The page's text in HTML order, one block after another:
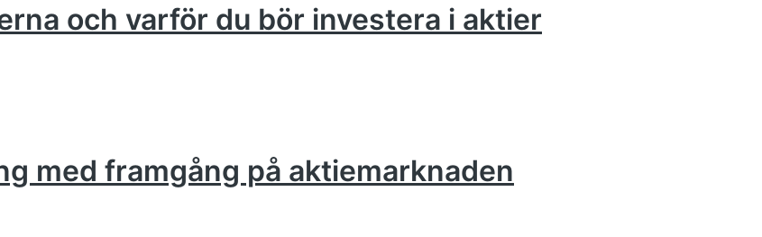
och varför du bör investera i aktier
med framgång på aktiemarknaden